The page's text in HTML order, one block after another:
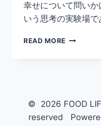
幸せについて問い
いう思考の実験場
READ MORE
© 2026 FOOD
reserved